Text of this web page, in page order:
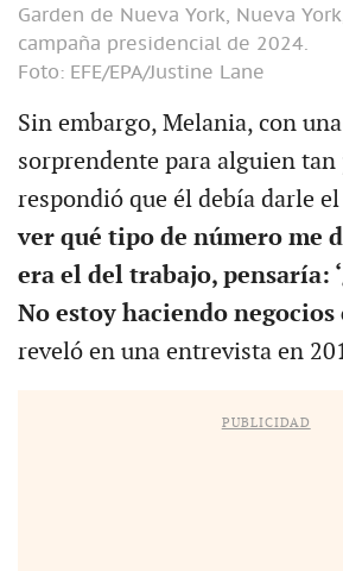
Garden de Nueva York, Nueva
campaña presidencial de 2024.
Foto: EFE/EPA/Justine Lane
Sin embargo, Melania, con
sorprendente para alguien tan
respondió que él debía darle el
ver qué tipo de número me
era el del trabajo, pensaría:
No estoy haciendo
reveló en una entrevista en
PUBLICIDAD